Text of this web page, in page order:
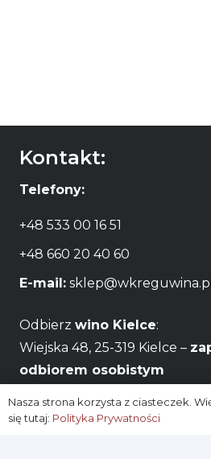
Kontakt:
Telefony:
+48 533 00 16 51
+48 660 20 40 60
E-mail: sklep@wkreguwina.pl
Odbierz wino Kielce:
Wiejska 48, 25-319 Kielce –
odbiorem osobistym
Godziny otwarcia:Pon – Pt /
Nasza strona korzysta z ciasteczek.
się tutaj: Polityka Prywatności